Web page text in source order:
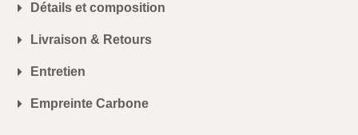
Détails et composition
Livraison & Retours
Entretien
Empreinte Carbone